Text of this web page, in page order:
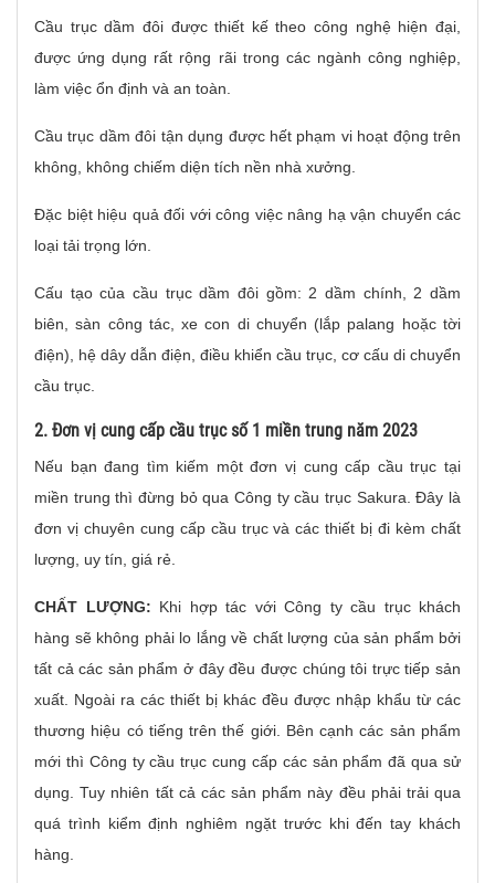
Cầu trục dầm đôi được thiết kế theo công nghệ hiện đại,
được ứng dụng rất rộng rãi trong các ngành công nghiệp,
làm việc ổn định và an toàn.
Cầu trục dầm đôi tận dụng được hết phạm vi hoạt động trên
không, không chiếm diện tích nền nhà xưởng.
Đặc biệt hiệu quả đối với công việc nâng hạ vận chuyển các
loại tải trọng lớn.
Cấu tạo của cầu trục dầm đôi gồm: 2 dầm chính, 2 dầm
biên, sàn công tác, xe con di chuyển (lắp palang hoặc tời
điện), hệ dây dẫn điện, điều khiển cầu trục, cơ cấu di chuyển
cầu trục.
2. Đơn vị cung cấp cầu trục số 1 miền trung năm 2023
Nếu bạn đang tìm kiếm một đơn vị cung cấp cầu trục tại
miền trung thì đừng bỏ qua Công ty cầu trục Sakura. Đây là
đơn vị chuyên cung cấp cầu trục và các thiết bị đi kèm chất
lượng, uy tín, giá rẻ.
CHẤT LƯỢNG: Khi hợp tác với Công ty cầu trục khách
hàng sẽ không phải lo lắng về chất lượng của sản phẩm bởi
tất cả các sản phẩm ở đây đều được chúng tôi trực tiếp sản
xuất. Ngoài ra các thiết bị khác đều được nhập khẩu từ các
thương hiệu có tiếng trên thế giới. Bên cạnh các sản phẩm
mới thì Công ty cầu trục cung cấp các sản phẩm đã qua sử
dụng. Tuy nhiên tất cả các sản phẩm này đều phải trải qua
quá trình kiểm định nghiêm ngặt trước khi đến tay khách
hàng.